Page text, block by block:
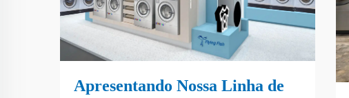
Apresentando Nossa Linha de